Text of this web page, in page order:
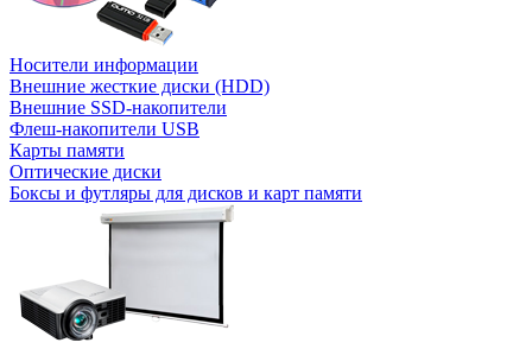
Носители информации
Внешние жесткие диски (HDD)
Внешние SSD-накопители
Флеш-накопители USB
Карты памяти
Оптические диски
Боксы и футляры для дисков и карт памяти